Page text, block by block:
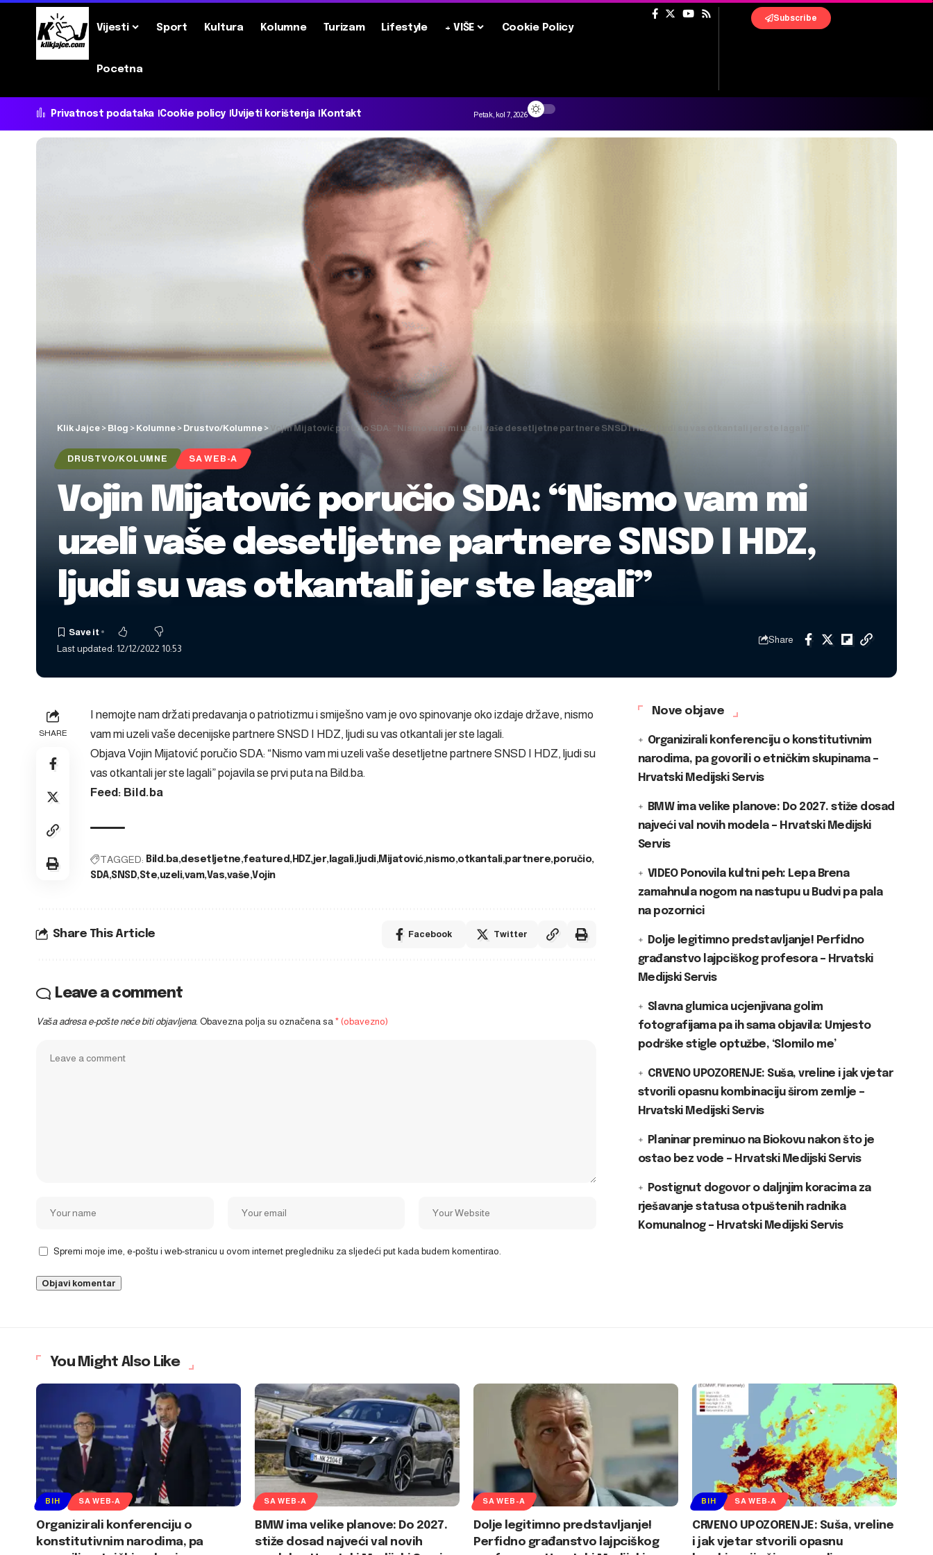
Vijesti Sport Kultura Kolumne Turizam Lifestyle + VIŠE Cookie Policy
Pocetna
Subscribe
Privatnost podataka Cookie policy Uvijeti korištenja Kontakt Petak, kol 7, 2026
Klik Jajce > Blog > Kolumne > Drustvo/Kolumne > Vojin Mijatović poručio SDA: “Nismo vam mi uzeli vaše desetljetne partnere SNSD I HDZ, ljudi su vas otkantali jer ste lagali”
DRUSTVO/KOLUMNE SA WEB-A
Vojin Mijatović poručio SDA: “Nismo vam mi
uzeli vaše desetljetne partnere SNSD I HDZ,
ljudi su vas otkantali jer ste lagali”
Last updated: 12/12/2022 10:53
Share
SHARE
I nemojte nam držati predavanja o patriotizmu i smiješno vam je ovo spinovanje oko izdaje države, nismo
vam mi uzeli vaše decenijske partnere SNSD I HDZ, ljudi su vas otkantali jer ste lagali.
ObjavaVojin Mijatović poručio SDA: “Nismo vam mi uzeli vaše desetljetne partnere SNSD I HDZ, ljudi su
vas otkantali jer ste lagali”pojavila se prvi puta na Bild.ba.
Feed: Bild.ba
TAGGED: Bild.ba desetljetne featured HDZ jer lagali ljudi Mijatović nismo otkantali partnere poručio
SDA SNSD Ste uzeli vam Vas vaše Vojin
Share This Article Facebook Twitter
Leave a comment
Vaša adresa e-pošte neće biti objavljena. Obavezna polja su označena sa * (obavezno)
Spremi moje ime, e-poštu i web-stranicu u ovom internet pregledniku za sljedeći put kada budem komentirao.
Nove objave
Organizirali konferenciju o konstitutivnim
narodima, pa govorili o etničkim skupinama –
Hrvatski Medijski Servis
BMW ima velike planove: Do 2027. stiže dosad
najveći val novih modela – Hrvatski Medijski
Servis
VIDEO Ponovila kultni peh: Lepa Brena
zamahnula nogom na nastupu u Budvi pa pala
na pozornici
Dolje legitimno predstavljanje! Perfidno
građanstvo lajpciškog profesora – Hrvatski
Medijski Servis
Slavna glumica ucjenjivana golim
fotografijama pa ih sama objavila: Umjesto
podrške stigle optužbe, ‘Slomilo me’
CRVENO UPOZORENJE: Suša, vreline i jak vjetar
stvorili opasnu kombinaciju širom zemlje –
Hrvatski Medijski Servis
Planinar preminuo na Biokovu nakon što je
ostao bez vode – Hrvatski Medijski Servis
Postignut dogovor o daljnjim koracima za
rješavanje statusa otpuštenih radnika
Komunalnog – Hrvatski Medijski Servis
You Might Also Like
BIH SA WEB-A
Organizirali konferenciju o
konstitutivnim narodima, pa
SA WEB-A
BMW ima velike planove: Do 2027.
stiže dosad najveći val novih
SA WEB-A
Dolje legitimno predstavljanje!
Perfidno građanstvo lajpciškog
BIH SA WEB-A
CRVENO UPOZORENJE: Suša, vreline
i jak vjetar stvorili opasnu